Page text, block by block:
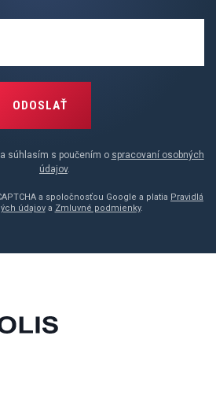
ODOSLAŤ
súhlasím s poučením o spracovaní osobných
údajov.
a spoločnosťou Google a platia Pravidlá
údajova Zmluvné podmienky.